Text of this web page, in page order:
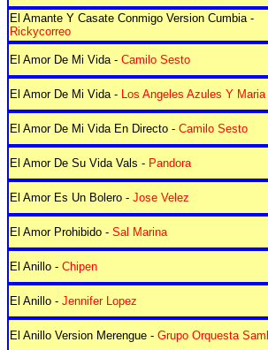
El Amante Y Casate Conmigo Version Cumbia -
Rickycorreo
El Amor De Mi Vida - Camilo Sesto
El Amor De Mi Vida - Los Angeles Azules Y
El Amor De Mi Vida En Directo - Camilo Sesto
El Amor De Su Vida Vals - Pandora
El Amor Es Un Bolero - Jose Velez
El Amor Prohibido - Sal Marina
El Anillo - Chipen
El Anillo - Jennifer Lopez
El Anillo Version Merengue - Grupo Orquesta